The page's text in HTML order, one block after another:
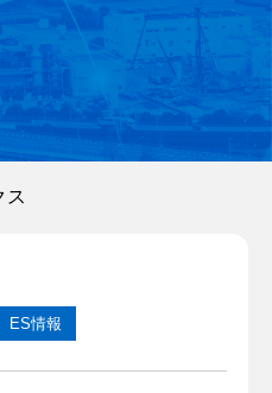
ス
ES情報